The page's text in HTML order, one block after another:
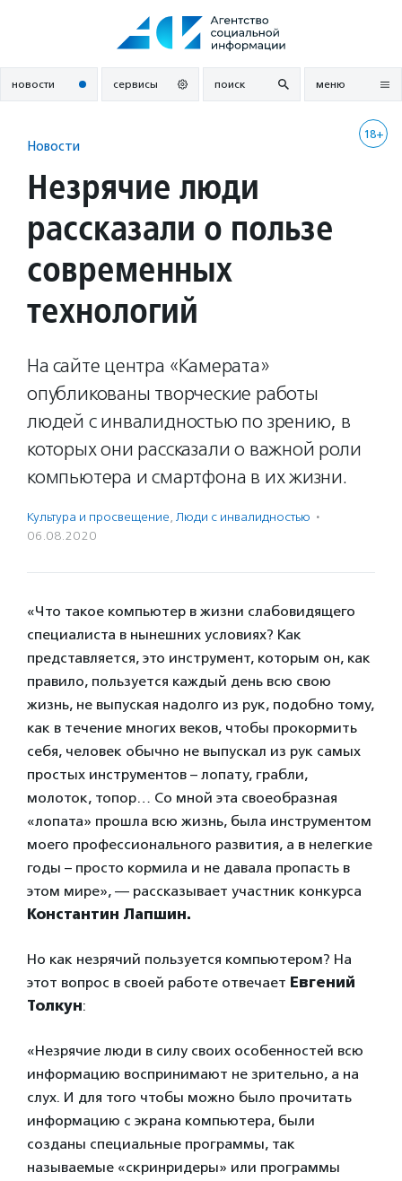
новости сервисы поиск меню
18+
Новости
Незрячие люди
рассказали о пользе
современных
технологий
На сайте центра «Камерата»
опубликованы творческие работы
людей с инвалидностью по зрению, в
которых они рассказали о важной роли
компьютера и смартфона в их жизни.
Культура и просвещение, Люди с инвалидностью ·
06.08.2020
«Что такое компьютер в жизни слабовидящего
специалиста в нынешних условиях? Как
представляется, это инструмент, которым он, как
правило, пользуется каждый день всю свою
жизнь, не выпуская надолго из рук, подобно тому,
как в течение многих веков, чтобы прокормить
себя, человек обычно не выпускал из рук самых
простых инструментов – лопату, грабли,
молоток, топор… Со мной эта своеобразная
«лопата» прошла всю жизнь, была инструментом
моего профессионального развития, а в нелегкие
годы – просто кормила и не давала пропасть в
этом мире», — рассказывает участник конкурса
Константин Лапшин.
Но как незрячий пользуется компьютером? На
этот вопрос в своей работе отвечает Евгений
Толкун:
«Незрячие люди в силу своих особенностей всю
информацию воспринимают не зрительно, а на
слух. И для того чтобы можно было прочитать
информацию с экрана компьютера, были
созданы специальные программы, так
называемые «скринридеры» или программы